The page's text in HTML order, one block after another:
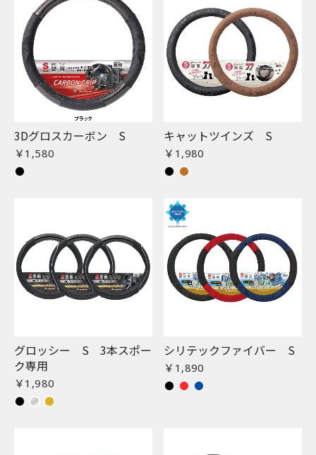
3Dグロスカーボン S
￥1,580
キャットツインズ S
￥1,980
グロッシー S 3本スポー
ク専用
￥1,980
シリテックファイバー S
￥1,890